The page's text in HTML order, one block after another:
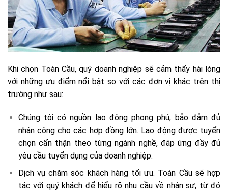
Khi chọn Toàn Cầu, quý doanh nghiệp sẽ cảm thấy hài lòng
với những ưu điểm nổi bật so với các đơn vị khác trên thị
trường như sau:
Chúng tôi có nguồn lao động phong phú, bảo đảm đủ
nhân công cho các hợp đồng lớn. Lao động được tuyển
chọn cẩn thận theo từng ngành nghề, đáp ứng đầy đủ
yêu cầu tuyển dụng của doanh nghiệp.
Dịch vụ chăm sóc khách hàng tối ưu. Toàn Cầu sẽ hợp
tác với quý khách để hiểu rõ nhu cầu về nhân sự, từ đó